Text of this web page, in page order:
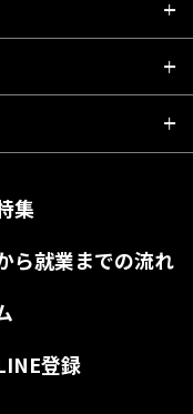
集
ら就業までの流れ
登録